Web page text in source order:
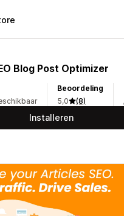
Blog Post Optimizer
Beoordeling
5,0
(8)
Installeren